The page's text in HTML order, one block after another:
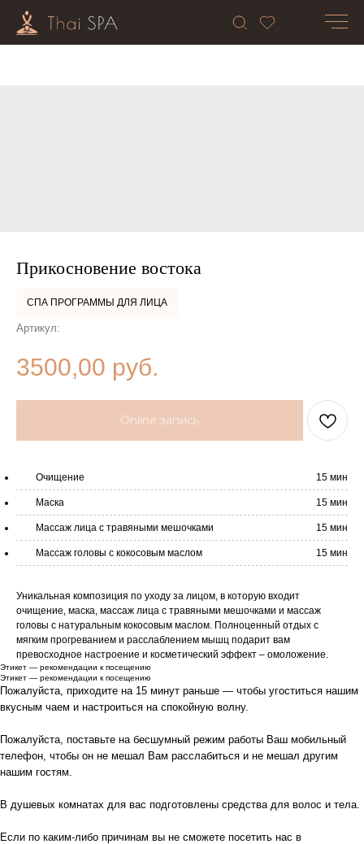
Прикосновение востока
СПА ПРОГРАММЫ ДЛЯ ЛИЦА
Артикул:
3500,00 руб.
Online запись
Очищение 15 мин
Маска 15 мин
Массаж лица с травяными мешочками 15 мин
Массаж головы с кокосовым маслом 15 мин
Уникальная композиция по уходу за лицом, в которую входит
очищение, маска, массаж лица с травяными мешочками и массаж
головы с натуральным кокосовым маслом. Полноценный отдых с
мягким прогреванием и расслаблением мышц подарит вам
превосходное настроение и косметический эффект – омоложение.
Этикет — рекомендации к посещению
Этикет — рекомендации к посещению
Пожалуйста, приходите на 15 минут раньше — чтобы угоститься нашим
вкусным чаем и настроиться на спокойную волну.
Пожалуйста, поставьте на бесшумный режим работы Ваш мобильный
телефон, чтобы он не мешал Вам расслабиться и не мешал другим
нашим гостям.
В душевых комнатах для вас подготовлены средства для волос и тела.
Если по каким-либо причинам вы не сможете посетить нас в